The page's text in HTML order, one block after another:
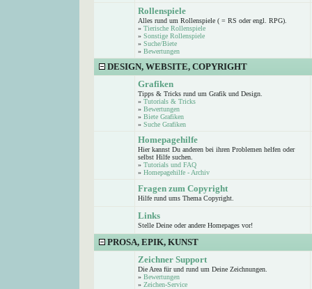
Rollenspiele
Alles rund um Rollenspiele ( = RS oder engl. RPG).
» Tierische Rollenspiele
» Sonstige Rollenspiele
» Suche/Biete
» Bewertungen
DESIGN, WEBSITE, COPYRIGHT
Grafiken
Tipps & Tricks rund um Grafik und Design.
» Tutorials & Tricks
» Bewertungen
» Biete Grafiken
» Suche Grafiken
Homepagehilfe
Hier kannst Du anderen bei ihren Problemen helfen oder
selbst Hilfe suchen.
» Tutorials und FAQ
» Homepagehilfe - Archiv
Fragen zum Copyright
Hilfe rund ums Thema Copyright.
Links
Stelle Deine oder andere Homepages vor!
PROSA, EPIK, KUNST
Zeichner Support
Die Area für und rund um Deine Zeichnungen.
» Bewertungen
» Zeichen-Service